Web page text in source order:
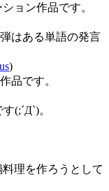
ョン作品です。
はある単語の発言
)
品です。
(;´Д`)。
料理を作ろうとして